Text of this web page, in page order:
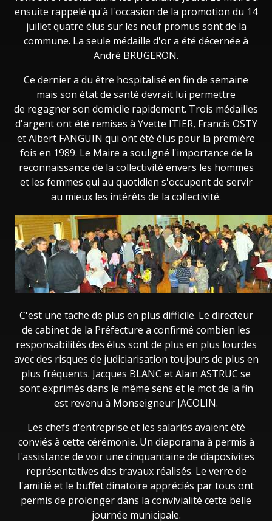
ensuite rappelé qu'à l'occasion de la promotion du 14
juillet quatre élus sur les neuf promus sont de la
commune. La seule médaille d'or a été décernée à
André BRUGERON.
Ce dernier a du être hospitalisé en fin de semaine
mais son état de santé devrait lui permettre
de regagner son domicile rapidement. Trois médailles
d'argent ont été remises à Yvette ITIER, Francis OSTY
et Albert FANGUIN qui ont été élus pour la première
fois en 1989. Le Maire a souligné l'importance de la
reconnaissance de la collectivité envers les hommes
et les femmes qui au quotidien s'occupent de servir
au mieux les intérêts de la collectivité.
C'est une tache de plus en plus difficile. Le directeur
de cabinet de la Préfecture a confirmé combien les
responsabilités des élus sont de plus en plus lourdes
avec des risques de judiciarisation toujours de plus en
plus fréquents. Jacques BLANC et Alain ASTRUC se
sont exprimés dans le même sens et le mot de la fin
est revenu à Monseigneur JACOLIN.
Les chefs d'entreprise et les salariés avaient été
conviés à cette cérémonie. Un diaporama à permis à
l'assistance de voir une cinquantaine de diaposivites
représentatives des travaux réalisés. Le verre de
l'amitié et le buffet dinatoire appréciés par tous ont
permis de prolonger dans la convivialité cette belle
journée municipale.